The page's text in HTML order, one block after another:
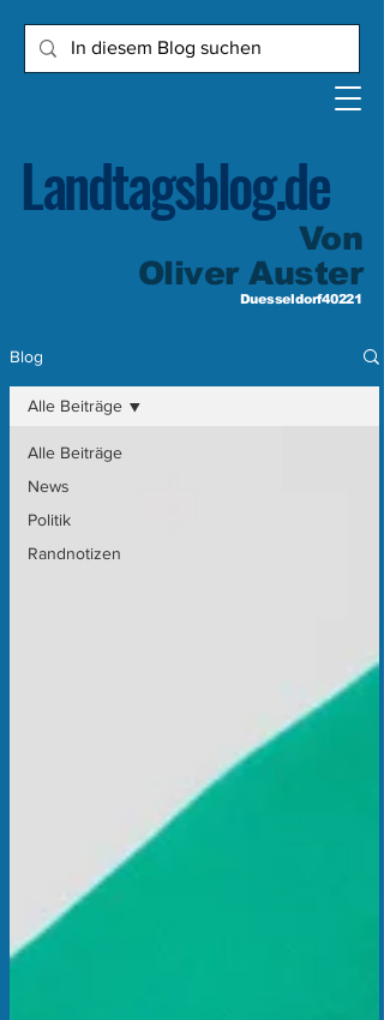
Landtagsblog.de
Von
Oliver Auster
Duesseldorf40221
Blog
Alle Beiträge
News
Politik
Randnotizen
Alle Beiträge